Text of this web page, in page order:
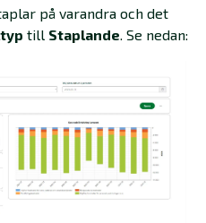
på varandra och det
till Staplande. Se nedan: